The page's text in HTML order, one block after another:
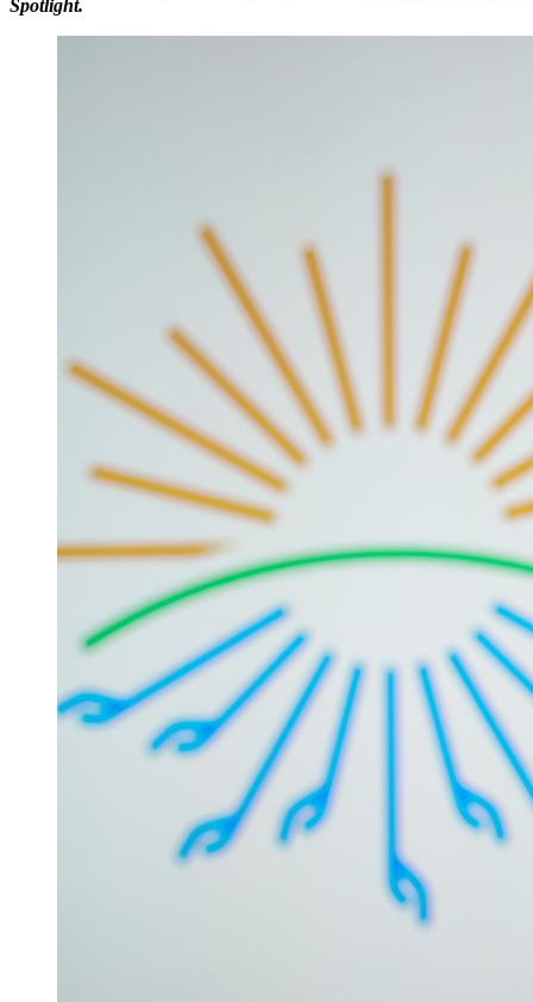
Spotlight.